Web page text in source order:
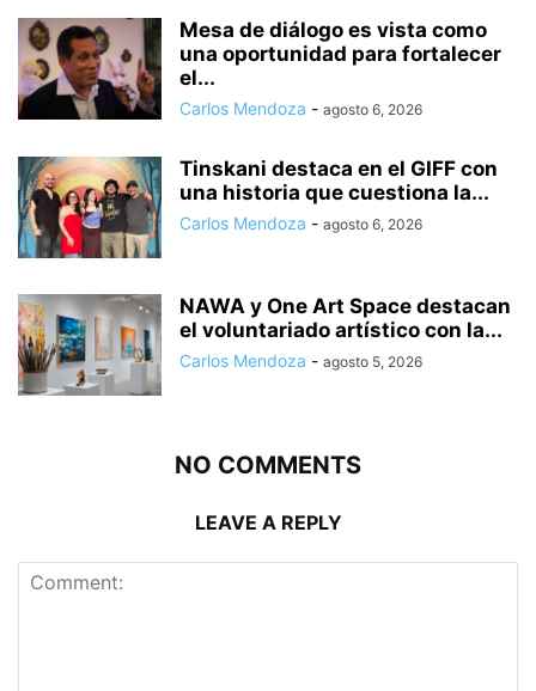
Mesa de diálogo es vista como
una oportunidad para fortalecer
el...
Carlos Mendoza - agosto 6, 2026
Tinskani destaca en el GIFF con
una historia que cuestiona la...
Carlos Mendoza - agosto 6, 2026
NAWA y One Art Space destacan
el voluntariado artístico con la...
Carlos Mendoza - agosto 5, 2026
NO COMMENTS
LEAVE A REPLY